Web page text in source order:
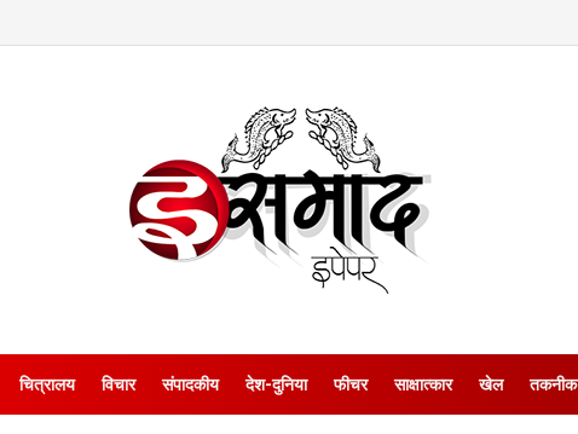
चित्रालय विचार संपादकीय देश-दुनिया फीचर साक्षात्‍कार खेल तकनीक